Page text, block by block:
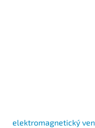
elektromagnetický